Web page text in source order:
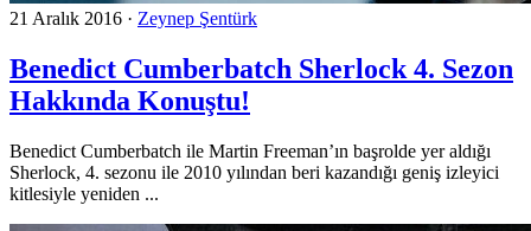
21 Aralık 2016 · Zeynep Şentürk
Benedict Cumberbatch Sherlock 4. Sezon
Hakkında Konuştu!
Benedict Cumberbatch ile Martin Freeman’ın başrolde yer aldığı
Sherlock, 4. sezonu ile 2010 yılından beri kazandığı geniş izleyici
kitlesiyle yeniden ...